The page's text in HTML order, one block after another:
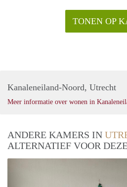
TONEN OP
Kanaleneiland-Noord, Utrecht
Meer informatie over wonen in
ANDERE KAMERS IN
ALTERNATIEF VOOR